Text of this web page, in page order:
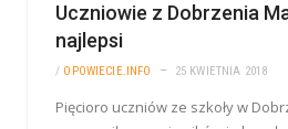
Uczniowie z Dobrzenia
najlepsi
/ OPOWIECIE.INFO 25 KWIETNIA 2018
Pięcioro uczniów ze szkoły w